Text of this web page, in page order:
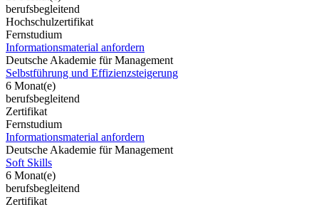
berufsbegleitend
Hochschulzertifikat
Fernstudium
Informationsmaterial anfordern
Deutsche Akademie für Management
Selbstführung und Effizienzsteigerung
6 Monat(e)
berufsbegleitend
Zertifikat
Fernstudium
Informationsmaterial anfordern
Deutsche Akademie für Management
Soft Skills
6 Monat(e)
berufsbegleitend
Zertifikat